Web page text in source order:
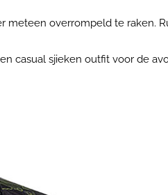
overrompeld te raken.
casual sjieken outfit voor de